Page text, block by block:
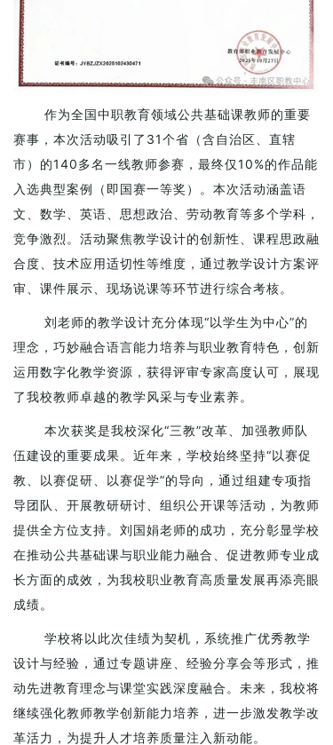
作为全国中职教育领域公共基础课教师的重要
赛事，本次活动吸引了31个省（含自治区、直辖
市）的140多名一线教师参赛，最终仅10%的作品能
入选典型案例（即国赛一等奖）。本次活动涵盖语
文、数学、英语、思想政治、劳动教育等多个学科，
竞争激烈。活动聚焦教学设计的创新性、课程思政融
合度、技术应用适切性等维度，通过教学设计方案评
审、课件展示、现场说课等环节进行综合考核。
刘老师的教学设计充分体现“以学生为中心”的
理念，巧妙融合语言能力培养与职业教育特色，创新
运用数字化教学资源，获得评审专家高度认可，展现
了我校教师卓越的教学风采与专业素养。
本次获奖是我校深化“三教”改革、加强教师队
伍建设的重要成果。近年来，学校始终坚持“以赛促
教、以赛促研、以赛促学”的导向，通过组建专项指
导团队、开展教研研讨、组织公开课等活动，为教师
提供全方位支持。刘国娟老师的成功，充分彰显学校
在推动公共基础课与职业能力融合、促进教师专业成
长方面的成效，为我校职业教育高质量发展再添亮眼
成绩。
学校将以此次佳绩为契机，系统推广优秀教学
设计与经验，通过专题讲座、经验分享会等形式，推
动先进教育理念与课堂实践深度融合。未来，我校将
继续强化教师教学创新能力培养，进一步激发教学改
革活力，为提升人才培养质量注入新动能。